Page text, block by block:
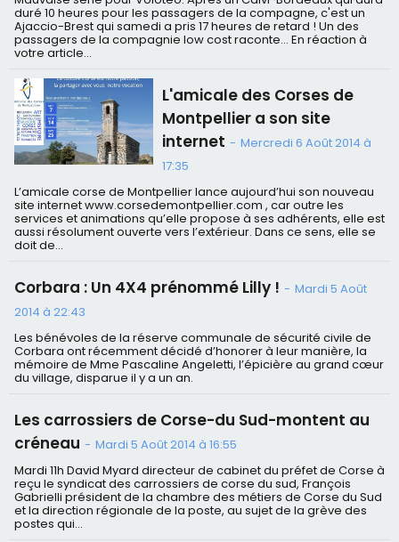
duré 10 heures pour les passagers de la compagne, c'est un
Ajaccio-Brest qui samedi a pris 17 heures de retard ! Un des
passagers de la compagnie low cost raconte… En réaction à
votre article...
L'amicale des Corses de
Montpellier a son site
internet - Mercredi 6 Août 2014 à
17:35
L’amicale corse de Montpellier lance aujourd’hui son nouveau
site internet www.corsedemontpellier.com , car outre les
services et animations qu’elle propose à ses adhérents, elle est
aussi résolument ouverte vers l’extérieur. Dans ce sens, elle se
doit de...
Corbara : Un 4X4 prénommé Lilly ! - Mardi 5 Août
2014 à 22:43
Les bénévoles de la réserve communale de sécurité civile de
Corbara ont récemment décidé d’honorer à leur manière, la
mémoire de Mme Pascaline Angeletti, l’épicière au grand cœur
du village, disparue il y a un an.
Les carrossiers de Corse-du Sud-montent au
créneau - Mardi 5 Août 2014 à 16:55
Mardi 11h David Myard directeur de cabinet du préfet de Corse à
reçu le syndicat des carrossiers de corse du sud, François
Gabrielli président de la chambre des métiers de Corse du Sud
et la direction régionale de la poste, au sujet de la grève des
postes qui...